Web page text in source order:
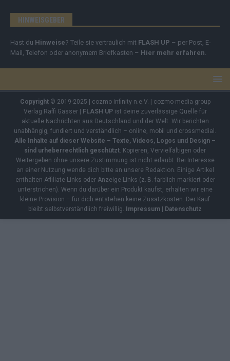
HINWEISGEBER
Hast du Hinweise? Teile sie vertraulich mit FLASH UP – per Post, E-
Mail, Telefon oder anonymem Briefkasten – Hier mehr erfahren
Copyright© 2019-2025 | cozmo infinity n.e.V. | cozmo media group
Verlag Raffi Gasser |
FLASH UPist deine zuverlässige Quelle für
aktuelle Nachrichten aus Deutschland und der Welt. Wir berichten
unabhängig, fundiert und verständlich – online, mobil und crossmedial.
Alle Inhalte auf dieser Website – Texte, Videos, Logos und Design –
sind urheberrechtlich geschützt. Kopieren, Vervielfältigen oder
Weitergeben ohne unsere Zustimmung ist nicht erlaubt. Bei Interesse
an einer Nutzung wende dich bitte an unsere Redaktion. Einige Artikel
enthalten Affiliate-Links oder Anzeige-Links (z. B. farblich markiert oder
unterstrichen). Wenn du darüber ein Produkt kaufst, erhalten wir eine
kleine Provision – für dich entstehen keine Zusatzkosten. Der Kauf
bleibt selbstverständlich freiwillig.
Impressum Datenschutz